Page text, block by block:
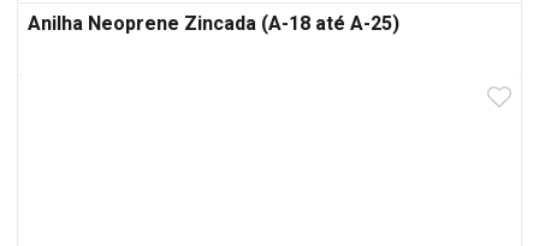
Anilha Neoprene Zincada (A-18 até A-25)